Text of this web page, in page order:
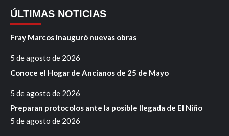
ÚLTIMAS NOTICIAS
Fray Marcos inauguró nuevas obras
5 de agosto de 2026
Conoce el Hogar de Ancianos de 25 de Mayo
5 de agosto de 2026
Preparan protocolos ante la posible llegada de El Niño
5 de agosto de 2026